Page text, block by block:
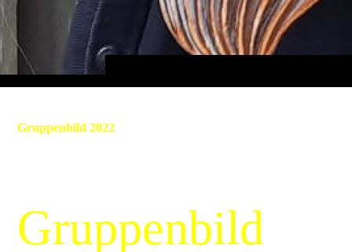
Gruppenbild 2022
Gruppenbild